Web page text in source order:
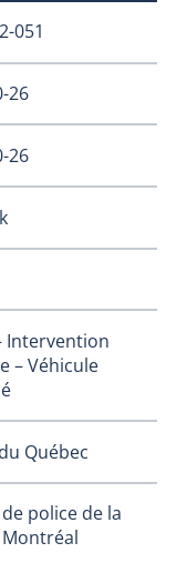
051
26
26
Intervention
– Véhicule
Québec
police de la